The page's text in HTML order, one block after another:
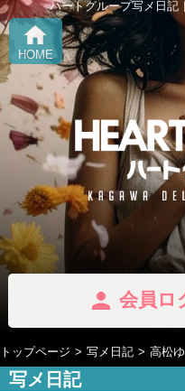
ハートグループ写メ日記
home
HOME
person 会員ロ
トップページ 写メ日記 高松
写メ日記